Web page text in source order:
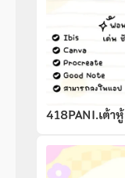
418PANI.เต้าหู้